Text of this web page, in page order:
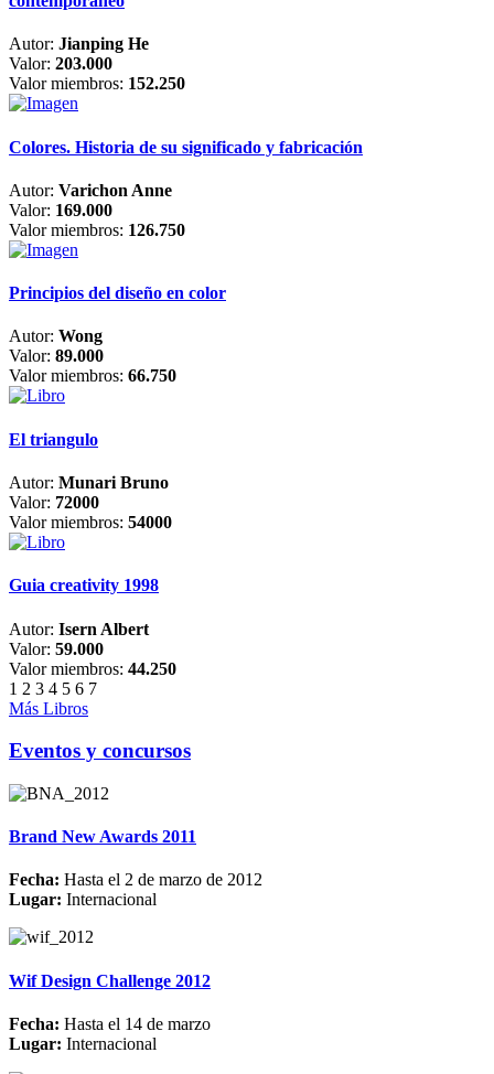
Autor: Jianping He
Valor: 203.000
Valor miembros: 152.250
Colores. Historia de su significado y fabricación
Autor: Varichon Anne
Valor: 169.000
Valor miembros: 126.750
Principios del diseño en color
Autor: Wong
Valor: 89.000
Valor miembros: 66.750
El triangulo
Autor: Munari Bruno
Valor: 72000
Valor miembros: 54000
Guia creativity 1998
Autor: Isern Albert
Valor: 59.000
Valor miembros: 44.250
1 2 3 4 5 6 7
Más Libros
Eventos y concursos
Brand New Awards 2011
Fecha: Hasta el 2 de marzo de 2012
Lugar: Internacional
Wif Design Challenge 2012
Fecha: Hasta el 14 de marzo
Lugar: Internacional